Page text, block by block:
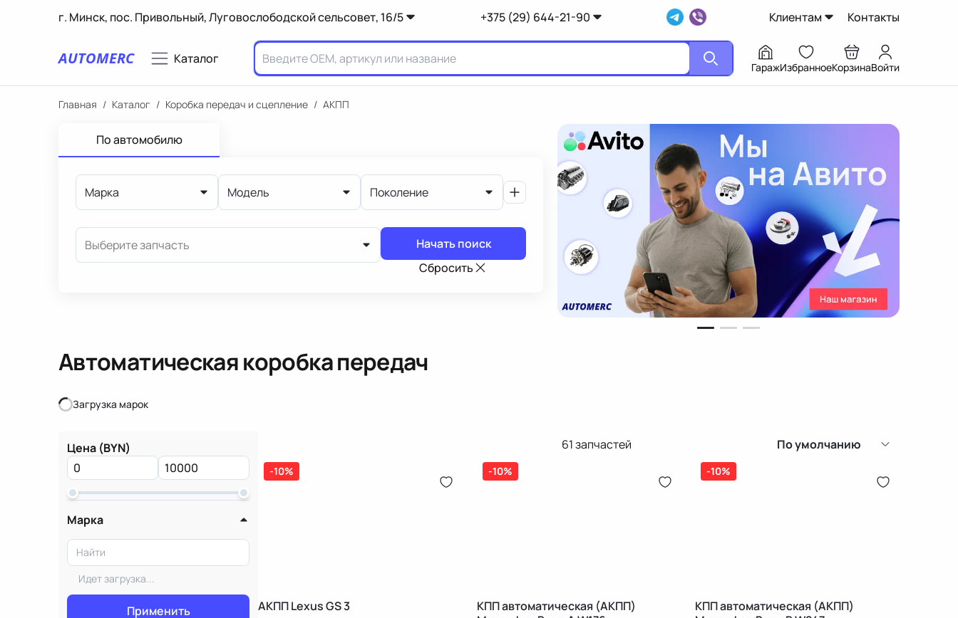
г. Минск, пос. Привольный, Луговослободской сельсовет, 16/5 +375 (29) 644-21-90 Клиентам Контакты
AUTOMERC Каталог
ГаражИзбранноеКорзинаВойти
Главная / Каталог / Коробка передач и сцепление / АКПП
По автомобилю
Марка Модель Поколение
Выберите запчасть
Начать поиск
Сбросить
Автоматическая коробка передач
Загрузка марок
Загрузка марок
Цена (BYN)
Марка
Идет загрузка...
Применить
61запчастей По умолчанию
-10%
АКПП Lexus GS 3
-10%
КПП автоматическая (АКПП)
-10%
КПП автоматическая (АКПП)